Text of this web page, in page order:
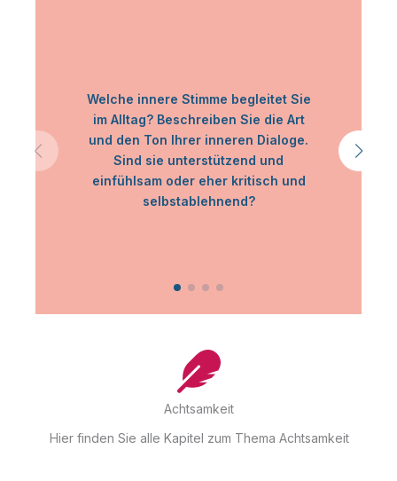
Welche innere Stimme begleitet Sie
im Alltag? Beschreiben Sie die Art
und den Ton Ihrer inneren Dialoge.
Sind sie unterstützend und
einfühlsam oder eher kritisch und
selbstablehnend?
Achtsamkeit
Hier finden Sie alle Kapitel zum Thema Achtsamkeit